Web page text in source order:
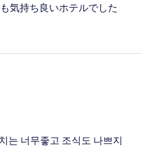
気持ち良いホテルでした
는 너무좋고 조식도 나쁘지